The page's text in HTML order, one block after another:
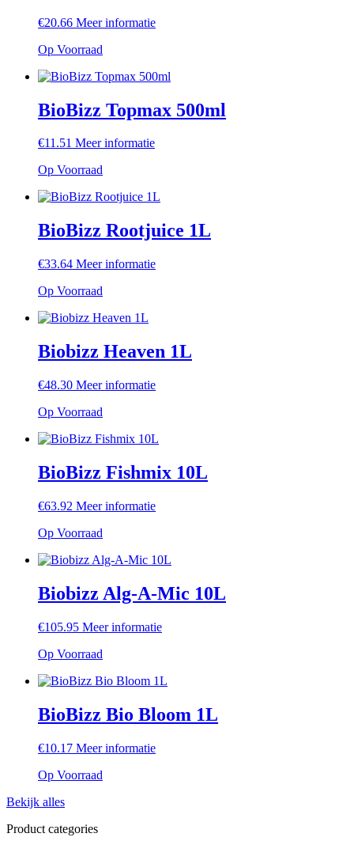
€20.66 Meer informatie
Op Voorraad
BioBizz Topmax 500ml
€11.51 Meer informatie
Op Voorraad
BioBizz Rootjuice 1L
€33.64 Meer informatie
Op Voorraad
Biobizz Heaven 1L
€48.30 Meer informatie
Op Voorraad
BioBizz Fishmix 10L
€63.92 Meer informatie
Op Voorraad
Biobizz Alg-A-Mic 10L
€105.95 Meer informatie
Op Voorraad
BioBizz Bio Bloom 1L
€10.17 Meer informatie
Op Voorraad
Bekijk alles
Product categories